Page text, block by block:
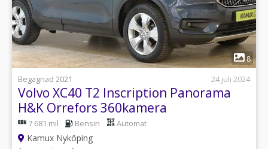
1
8
Begagnad 2021
24 juli 2024
Volvo XC40 T2 Inscription Panorama
H&K Orrefors 360kamera
7 681 mil Bensin Automat
Kamux Nyköping